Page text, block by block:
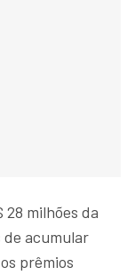
28 milhões da
de acumular
prêmios